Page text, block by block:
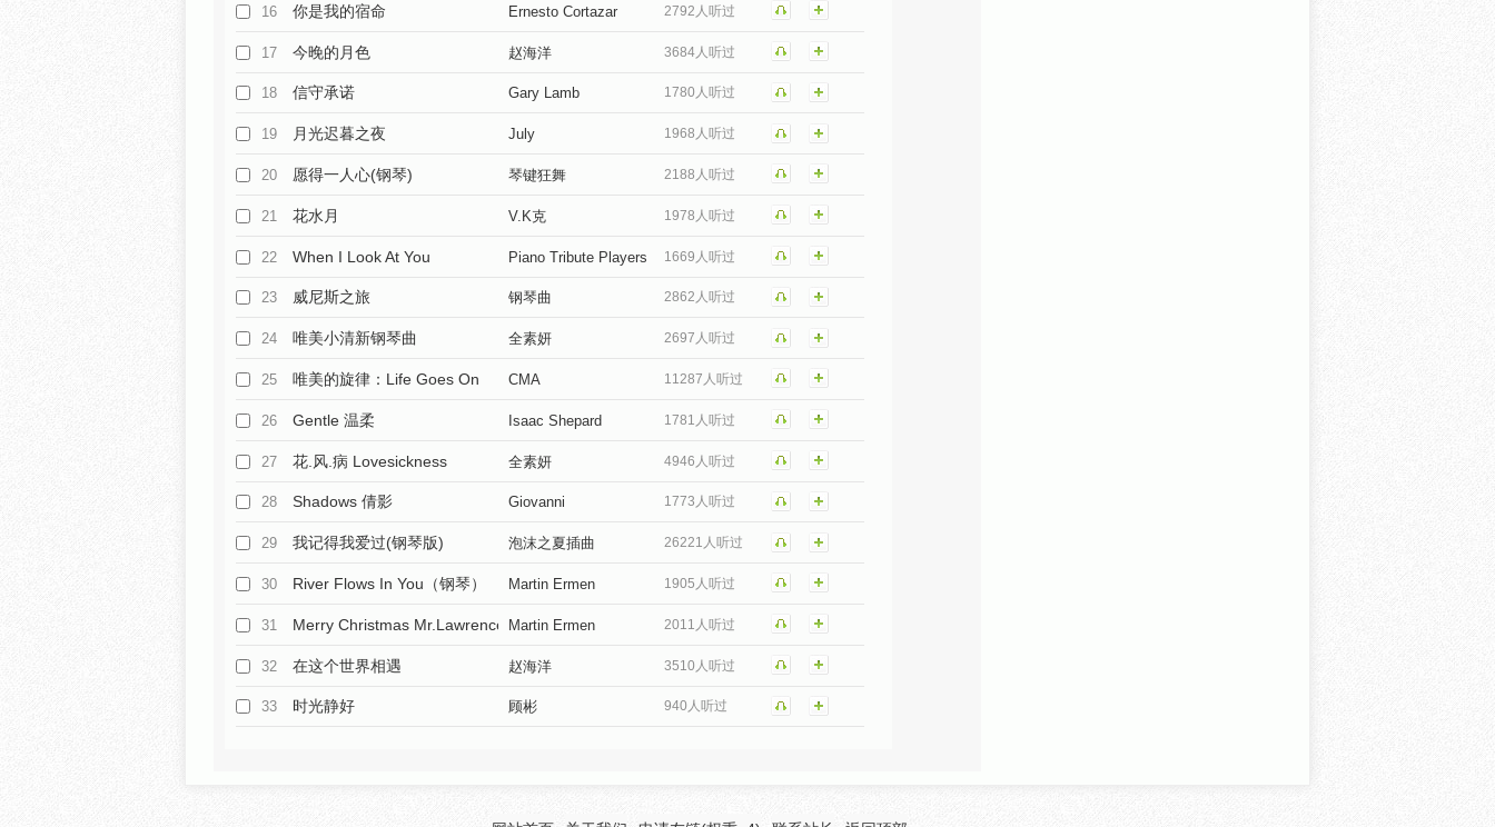
16 你是我的宿命 Ernesto Cortazar 2792人听过
17 今晚的月色 赵海洋 3684人听过
18 信守承诺 Gary Lamb 1780人听过
19 月光迟暮之夜 July 1968人听过
20 愿得一人心(钢琴) 琴键狂舞 2188人听过
21 花水月 V.K克 1978人听过
22 When I Look At You Piano Tribute Players 1669人听过
23 威尼斯之旅 钢琴曲 2862人听过
24 唯美小清新钢琴曲 全素妍 2697人听过
25 唯美的旋律：Life Goes On CMA 11287人听过
26 Gentle 温柔 Isaac Shepard 1781人听过
27 花.风.病 Lovesickness 全素妍 4946人听过
28 Shadows 倩影 Giovanni 1773人听过
29 我记得我爱过(钢琴版) 泡沫之夏插曲 26221人听过
30 River Flows In You（钢琴） Martin Ermen 1905人听过
31 Merry Christmas Mr.Lawrence Martin Ermen 2011人听过
32 在这个世界相遇 赵海洋 3510人听过
33 时光静好 顾彬 940人听过